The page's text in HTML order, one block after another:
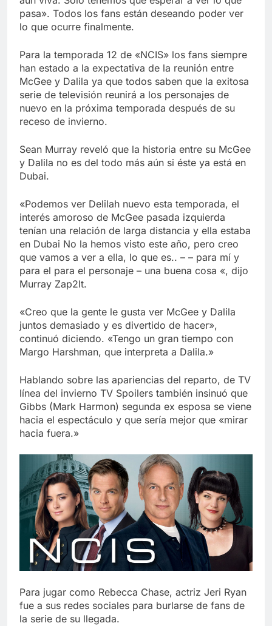
pasa». Todos los fans están deseando poder ver
lo que ocurre finalmente.
Para la temporada 12 de «NCIS» los fans siempre
han estado a la expectativa de la reunión entre
McGee y Dalila ya que todos saben que la exitosa
serie de televisión reunirá a los personajes de
nuevo en la próxima temporada después de su
receso de invierno.
Sean Murray reveló que la historia entre su McGee
y Dalila no es del todo más aún si éste ya está en
Dubai.
«Podemos ver Delilah nuevo esta temporada, el
interés amoroso de McGee pasada izquierda
tenían una relación de larga distancia y ella estaba
en Dubai No la hemos visto este año, pero creo
que vamos a ver a ella, lo que es.. – – para mí y
para el para el personaje – una buena cosa «, dijo
Murray Zap2It.
«Creo que la gente le gusta ver McGee y Dalila
juntos demasiado y es divertido de hacer»,
continuó diciendo. «Tengo un gran tiempo con
Margo Harshman, que interpreta a Dalila.»
Hablando sobre las apariencias del reparto, de TV
línea del invierno TV Spoilers también insinuó que
Gibbs (Mark Harmon) segunda ex esposa se viene
hacia el espectáculo y que sería mejor que «mirar
hacia fuera.»
Para jugar como Rebecca Chase, actriz Jeri Ryan
fue a sus redes sociales para burlarse de fans de
la serie de su llegada.